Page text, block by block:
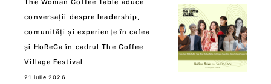
The Woman Coffee Table aduce
conversații despre leadership,
comunități și experiențe în cafea
și HoReCa în cadrul The Coffee
Village Festival
21 iulie 2026